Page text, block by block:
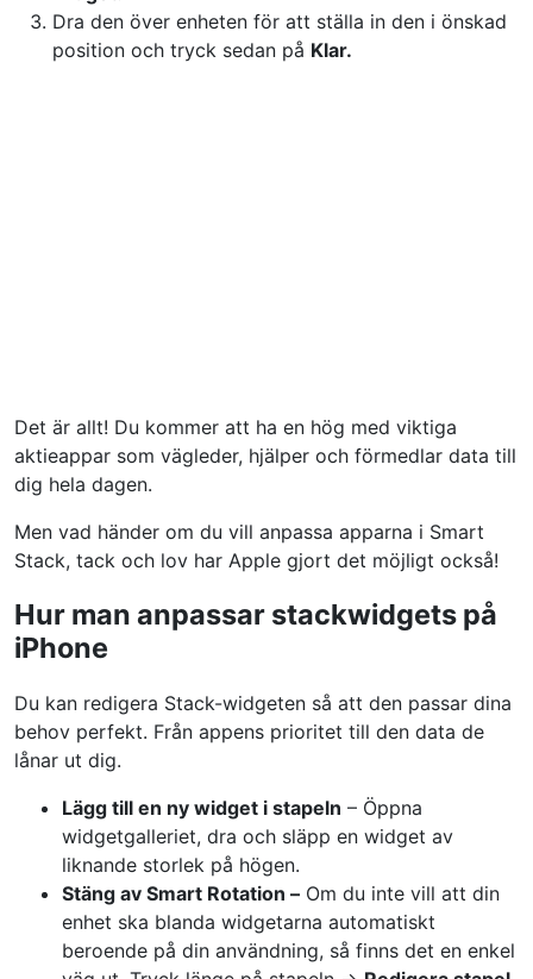
Dra den över enheten för att ställa in den i önskad
position och tryck sedan på Klar.
Det är allt! Du kommer att ha en hög med viktiga
aktieappar som vägleder, hjälper och förmedlar data till
dig hela dagen.
Men vad händer om du vill anpassa apparna i Smart
Stack, tack och lov har Apple gjort det möjligt också!
Hur man anpassar stackwidgets på
iPhone
Du kan redigera Stack-widgeten så att den passar dina
behov perfekt. Från appens prioritet till den data de
lånar ut dig.
Lägg till en ny widget i stapeln – Öppna
widgetgalleriet, dra och släpp en widget av
liknande storlek på högen.
Stäng av Smart Rotation – Om du inte vill att din
enhet ska blanda widgetarna automatiskt
beroende på din användning, så finns det en enkel